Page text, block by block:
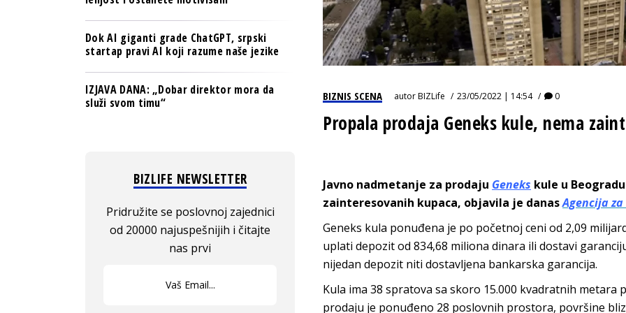
BIZNIS SCENA autorBIZLife 23/05/2022 | 14:54 0
Propala prodaja Geneks kule, nema
Javno nadmetanje za prodaju Geneks kule u
zainteresovanih kupaca, objavila je danasAgencija
Geneks kula ponuđena je po početnoj ceni od 2,09
uplati depozit od 834,68 miliona dinara ili dostavi
nijedan depozit niti dostavljena bankarska garancija.
Kula ima 38 spratova sa skoro 15.000 kvadratnih
prodaju je ponuđeno 28 poslovnih prostora, površine
Dok AI giganti grade ChatGPT, srpski
startap pravi AI koji razume naše jezike
IZJAVA DANA: „Dobar direktor mora da
služi svom timu“
BIZLIFE NEWSLETTER
Pridružite se poslovnoj zajednici
od 20000 najuspešnijih i čitajte
nas prvi